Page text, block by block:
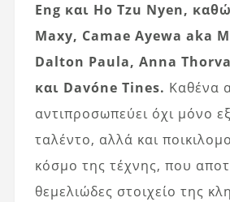
Eng και Ho Tzu Nyen,
Maxy, Camae Ayewa aka
Dalton Paula, Anna
και Davóne Tines. Καθένα
αντιπροσωπεύει όχι μόνο
ταλέντο, αλλά και
κόσμο της τέχνης, που
θεμελιώδες στοιχείο της